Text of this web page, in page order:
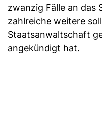
zwanzig Fälle an das
zahlreiche weitere
Staatsanwaltschaft
angekündigt hat.